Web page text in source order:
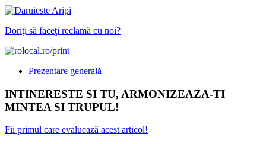
Doriţi să faceţi reclamă cu noi?
Prezentare generală
INTINERESTE SI TU, ARMONIZEAZA-TI
MINTEA SI TRUPUL!
Fii primul care evaluează acest articol!